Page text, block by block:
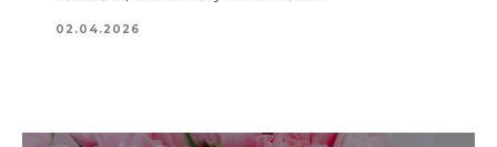
02.04.2026